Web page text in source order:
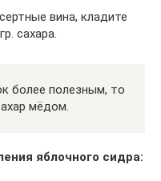
вина, кладите
сахара.
более полезным, то
мёдом.
яблочного сидра: